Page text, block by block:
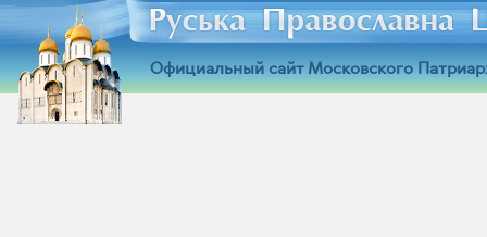
Официальный сайт Московского